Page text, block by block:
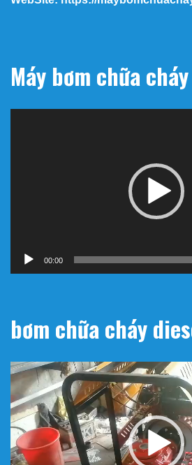
name: Công Ty
Thuật Đại Việt
address :182/13/40/16 Hồ Văn
Hưng Hòa B, Bình Tân, Hồ Chí
WebSite: https://
Máy bơm chữa cháy
Trình